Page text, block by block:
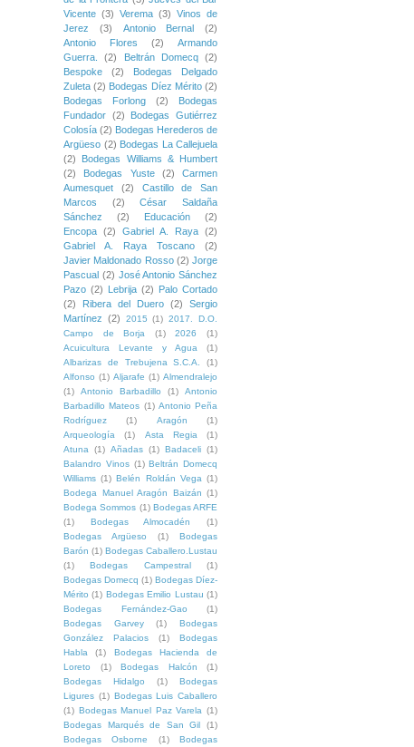
Vicente (3) Verema (3) Vinos de
Jerez
(3) Antonio Bernal
(2)
Antonio Flores
(2)
Armando
Guerra.
(2) Beltrán Domecq
(2)
Bespoke
(2)
Bodegas Delgado
Zuleta (2) Bodegas Díez Mérito (2)
Bodegas Forlong
(2)
Bodegas
Fundador (2)
Bodegas Gutiérrez
Colosía (2) Bodegas Herederos de
Argüeso (2) Bodegas La Callejuela
(2)
Bodegas Williams & Humbert
(2)
Bodegas Yuste (2)
Carmen
Aumesquet
(2)
Castillo de San
Marcos
(2)
César Saldaña
Sánchez
(2) Educación
(2)
Encopa (2) Gabriel A. Raya (2)
Gabriel A. Raya Toscano
(2)
Javier Maldonado Rosso (2) Jorge
Pascual (2) José Antonio Sánchez
Pazo (2) Lebrija (2)
Palo Cortado
(2)
Ribera del Duero (2)
Sergio
Martínez (2) 2015 (1) 2017. D.O.
Campo de Borja
(1) 2026
(1)
Acuicultura Levante y Agua
(1)
Albarizas de Trebujena S.C.A.
(1)
Alfonso (1) Aljarafe (1) Almendralejo
(1)
Antonio Barbadillo (1)
Antonio
Barbadillo Mateos (1) Antonio Peña
Rodríguez
(1) Aragón
(1)
Arqueología
(1) Asta Regia
(1)
Atuna (1) Añadas (1) Badaceli (1)
Balandro Vinos (1) Beltrán Domecq
Williams (1) Belén Roldán Vega (1)
Bodega Manuel Aragón Baizán (1)
Bodega Sommos (1) Bodegas ARFE
(1)
Bodegas Almocadén
(1)
Bodegas Argüeso
(1)
Bodegas
Barón (1) Bodegas Caballero.Lustau
(1)
Bodegas Campestral
(1)
Bodegas Domecq (1) Bodegas Díez-
Mérito (1) Bodegas Emilio Lustau (1)
Bodegas Fernández-Gao
(1)
Bodegas Garvey
(1)
Bodegas
González Palacios
(1)
Bodegas
Habla
(1)
Bodegas Hacienda de
Loreto
(1) Bodegas Halcón
(1)
Bodegas Hidalgo
(1)
Bodegas
Ligures (1) Bodegas Luis Caballero
(1) Bodegas Manuel Paz Varela (1)
Bodegas Marqués de San Gil
(1)
Bodegas Osborne
(1)
Bodegas